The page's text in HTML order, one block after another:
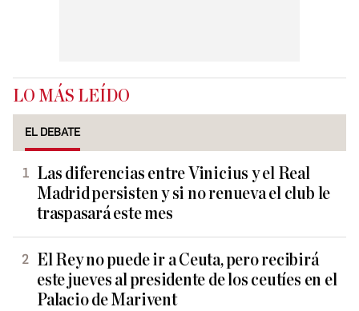
LO MÁS LEÍDO
EL DEBATE
Las diferencias entre Vinicius y el Real
Madrid persisten y si no renueva el club le
traspasará este mes
El Rey no puede ir a Ceuta, pero recibirá
este jueves al presidente de los ceutíes en el
Palacio de Marivent